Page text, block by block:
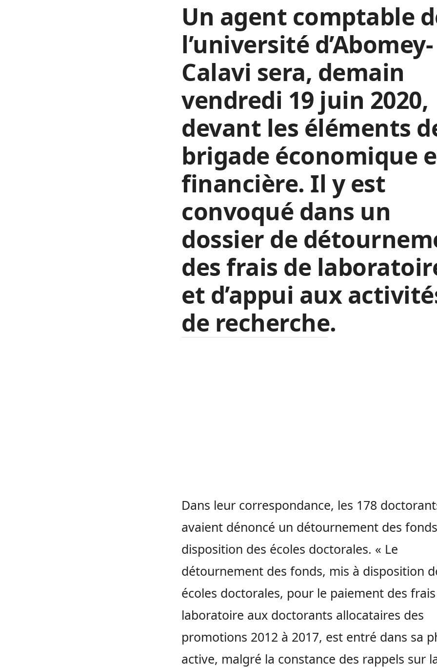
Un agent comptable
l’université d’Abomey-
Calavi sera, demain
vendredi 19 juin 2020,
devant les éléments
brigade économique
financière. Il y est
convoqué dans un
dossier de
des frais de
et d’appui aux
de recherche.
Dans leur correspondance, les 178
avaient dénoncé un détournement des
disposition des écoles doctorales. « Le
détournement des fonds, mis à disposition
écoles doctorales, pour le paiement des
laboratoire aux doctorants allocataires des
promotions 2012 à 2017, est entré dans sa
active, malgré la constance des rappels sur